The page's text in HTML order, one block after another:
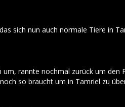
sich nun auch normale Tiere in
rannte nochmal zurück um den
so braucht um in Tamriel zu